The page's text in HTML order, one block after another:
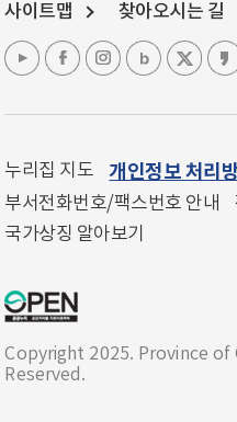
사이트맵 찾아오시는 길
누리집 지도 개인정보 처리
부서전화번호/팩스번호 안내
국가상징 알아보기
Copyright 2025. Province
Reserved.